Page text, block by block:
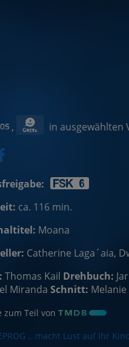
, in ausgewählten
ca. 116 min.
Moana
Catherine Laga´aia,
Thomas Kail Drehbuch:
Miranda Schnitt: Melanie
zum Teil von
...macht Lust auf Ihr